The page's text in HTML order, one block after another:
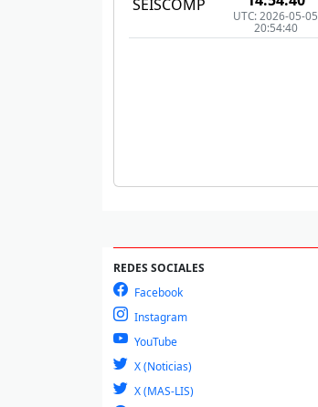
SEISCOMP
UTC: 2026-05-05
20:54:40
REDES SOCIALES
Facebook
Instagram
YouTube
X (Noticias)
X (MAS-LIS)